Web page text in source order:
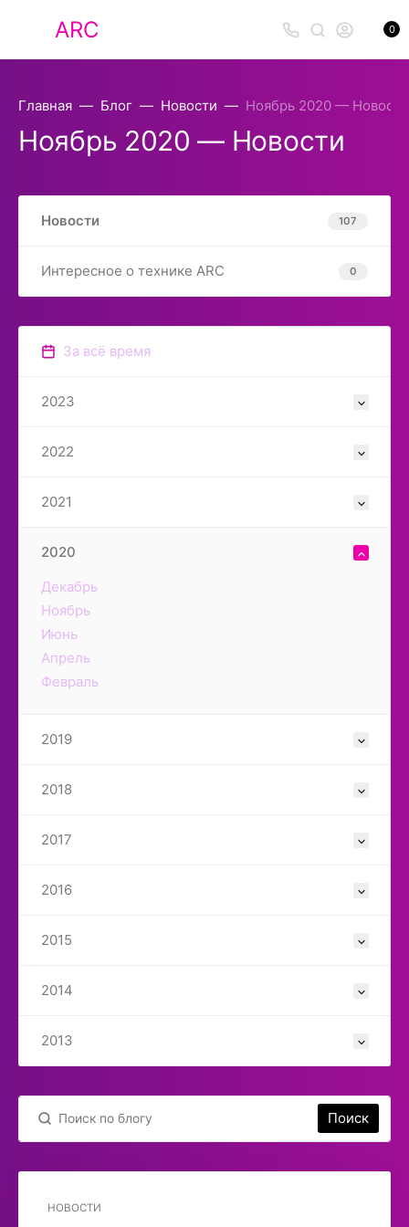
ARC 0
Главная Блог Новости Ноябрь 2020 — Новости
Ноябрь 2020 — Новости
Новости 107
Интересное о технике ARC 0
За всё время
2023
2022
2021
2020
Декабрь
Ноябрь
Июнь
Апрель
Февраль
2019
2018
2017
2016
2015
2014
2013
Поиск
НОВОСТИ